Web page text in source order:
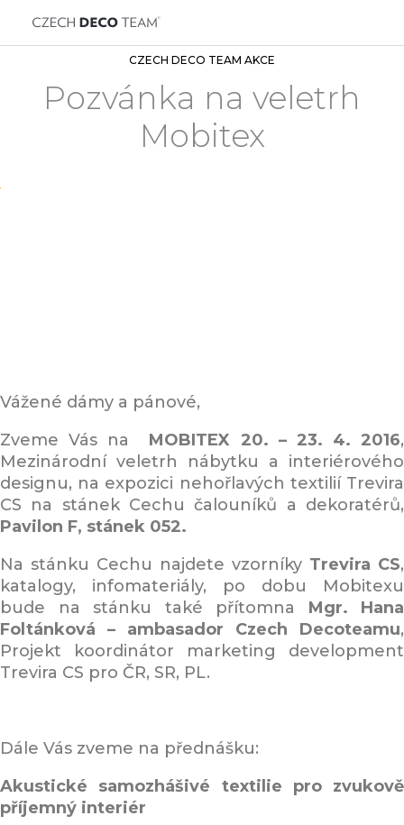
CZECH DECO TEAM AKCE
Pozvánka na veletrh
Mobitex
Vážené dámy a pánové,
Zveme Vás na MOBITEX 20. – 23. 4. 2016,
Mezinárodní veletrh nábytku a interiérového
designu, na expozici nehořlavých textilií Trevira
CS na stánek Cechu čalouníků a dekoratérů,
Pavilon F, stánek 052.
Na stánku Cechu najdete vzorníky Trevira CS,
katalogy, infomateriály, po dobu Mobitexu
bude na stánku také přítomna Mgr. Hana
Foltánková – ambasador Czech Decoteamu,
Projekt koordinátor marketing development
Trevira CS pro ČR, SR, PL.
Dále Vás zveme na přednášku:
Akustické samozhášivé textilie pro zvukově
příjemný interiér